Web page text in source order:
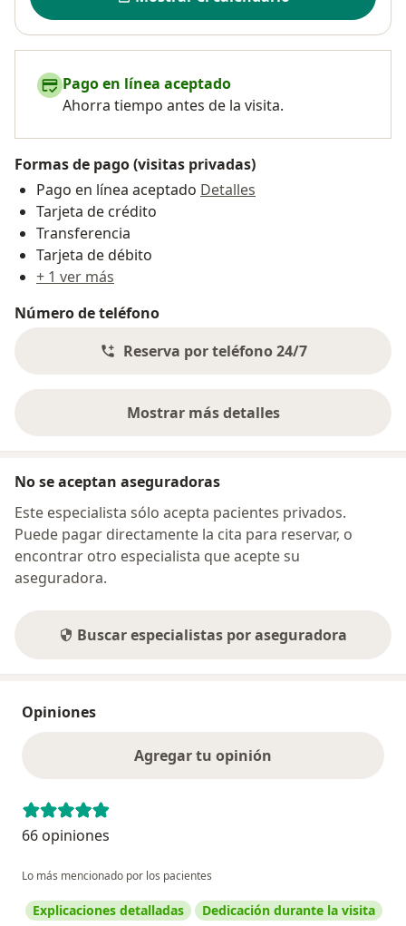
Pago en línea aceptado
Ahorra tiempo antes de la visita.
Formas de pago (visitas privadas)
Pago en línea aceptado Detalles
Tarjeta de crédito
Transferencia
Tarjeta de débito
+ 1 ver más
Número de teléfono
Reserva por teléfono 24/7
Mostrar más detalles
sobre la dirección
No se aceptan aseguradoras
Este especialista sólo acepta pacientes privados.
Puede pagar directamente la cita para reservar, o
encontrar otro especialista que acepte su
aseguradora.
Buscar especialistas por aseguradora
Opiniones
Agregar tu opinión
66 opiniones
Lo más mencionado por los pacientes
Explicaciones detalladas
Dedicación durante la visita